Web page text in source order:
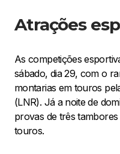
Atrações
As competições
sábado, dia 29, com o
montarias em touros
(LNR). Já a noite de
provas de três
touros.